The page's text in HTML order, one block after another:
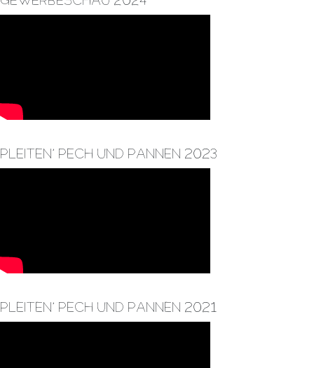
Pleiten, Pech und Pannen 2023
Pleiten, Pech und Pannen 2021